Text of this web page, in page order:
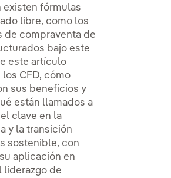
el compromiso de Iberdrola
el compromiso de Iberdrola
reafirma el compromiso de
existen fórmulas
libre, como los
de compraventa de
bajo este
este artículo
CFD, cómo
sus beneficios y
están llamados a
clave en la
y la transición
sostenible, con
aplicación en
liderazgo de